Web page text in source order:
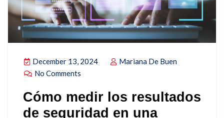
December 13, 2024
Mariana De Buen
No Comments
Cómo medir los resultados
de seguridad en una